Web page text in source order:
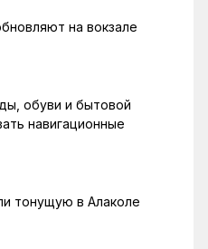
на вокзале
обуви и бытовой
навигационные
тонущую в Алаколе